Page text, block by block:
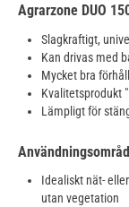
Agrarzone DUO
Slagkraftigt,
Kan drivas med
Mycket bra
Kvalitetsprodukt
Lämpligt för
Idealiskt nät-
utan vegetation